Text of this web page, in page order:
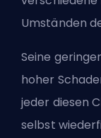
Umständen
Seine
hoher
jeder diesen
selbst